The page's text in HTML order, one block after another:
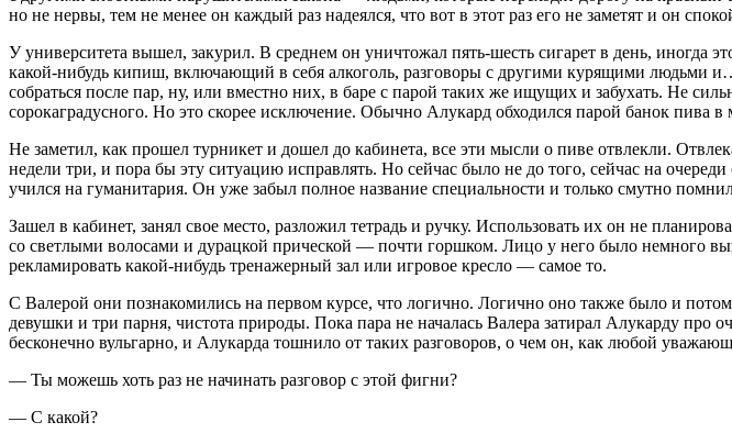
но не нервы, тем не менее он каждый раз надеялся, что вот в этот раз его не заметят и он
У университета вышел, закурил. В среднем он уничтожал пять-шесть сигарет в день, иногда
какой-нибудь кипиш, включающий в себя алкоголь, разговоры с другими курящими людьми
собраться после пар, ну, или вместно них, в баре с парой таких же ищущих и забухать. Не
сорокаградусного. Но это скорее исключение. Обычно Алукард обходился парой банок пива
Не заметил, как прошел турникет и дошел до кабинета, все эти мысли о пиве отвлекли.
недели три, и пора бы эту ситуацию исправлять. Но сейчас было не до того, сейчас на
учился на гуманитария. Он уже забыл полное название специальности и только смутно
Зашел в кабинет, занял свое место, разложил тетрадь и ручку. Использовать их он не
со светлыми волосами и дурацкой прической — почти горшком. Лицо у него было немного
рекламировать какой-нибудь тренажерный зал или игровое кресло — самое то.
С Валерой они познакомились на первом курсе, что логично. Логично оно также было и
девушки и три парня, чистота природы. Пока пара не началась Валера затирал Алукарду
бесконечно вульгарно, и Алукарда тошнило от таких разговоров, о чем он, как любой
— Ты можешь хоть раз не начинать разговор с этой фигни?
— С какой?